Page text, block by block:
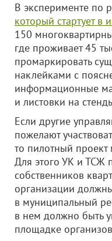
В эксперименте по
который стартует в
150
где проживает 45
промаркировать
наклейками с
информационные
и листовки на
Если другие
пожелают
то пилотный
Для этого УК и ТСЖ
собственников
организации
в муниципальный
в нем должно быть
площадке